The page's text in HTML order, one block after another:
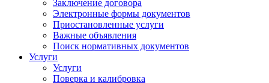
Заключение договора
Электронные формы документов
Приостановленные услуги
Важные объявления
Поиск нормативных документов
Услуги
Услуги
Поверка и калибровка